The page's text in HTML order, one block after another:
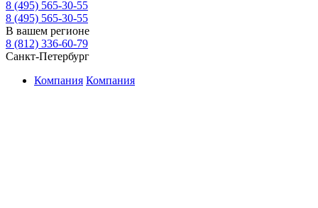
8 (495) 565-30-55
8 (495) 565-30-55
В вашем регионе
8 (812) 336-60-79
Санкт-Петербург
Компания Компания